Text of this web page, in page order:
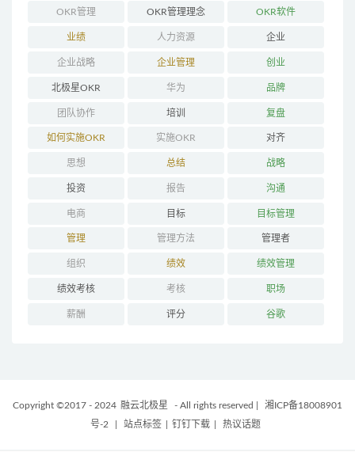
OKR管理 OKR管理理念 OKR软件
业绩 人力资源 企业
企业战略 企业管理 创业
北极星OKR 华为 品牌
团队协作 培训 复盘
如何实施OKR 实施OKR 对齐
思想 总结 战略
投资 报告 沟通
电商 目标 目标管理
管理 管理方法 管理者
组织 绩效 绩效管理
绩效考核 考核 职场
薪酬 评分 谷歌
Copyright ©2017 - 2024 融云北极星 - All rights reserved
湘ICP备18008901
号-2
站点标签 钉钉下载 热议话题